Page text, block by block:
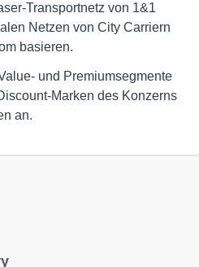
Transportnetz von 1&1
Netzen von City Carriern
basieren.
und Premiumsegmente
Marken des Konzerns
an.